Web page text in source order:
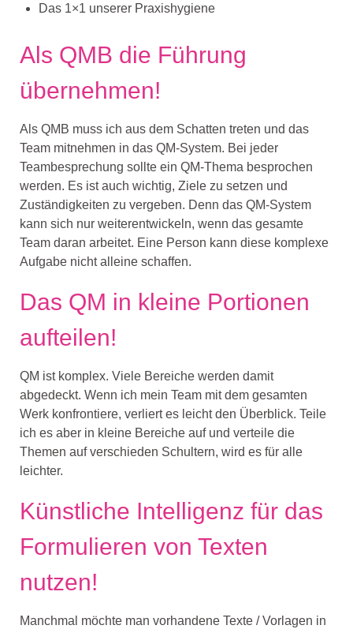
Das 1×1 unserer Praxishygiene
Als QMB die Führung
übernehmen!
Als QMB muss ich aus dem Schatten treten und das
Team mitnehmen in das QM-System. Bei jeder
Teambesprechung sollte ein QM-Thema besprochen
werden. Es ist auch wichtig, Ziele zu setzen und
Zuständigkeiten zu vergeben. Denn das QM-System
kann sich nur weiterentwickeln, wenn das gesamte
Team daran arbeitet. Eine Person kann diese komplexe
Aufgabe nicht alleine schaffen.
Das QM in kleine Portionen
aufteilen!
QM ist komplex. Viele Bereiche werden damit
abgedeckt. Wenn ich mein Team mit dem gesamten
Werk konfrontiere, verliert es leicht den Überblick. Teile
ich es aber in kleine Bereiche auf und verteile die
Themen auf verschieden Schultern, wird es für alle
leichter.
Künstliche Intelligenz für das
Formulieren von Texten
nutzen!
Manchmal möchte man vorhandene Texte / Vorlagen in